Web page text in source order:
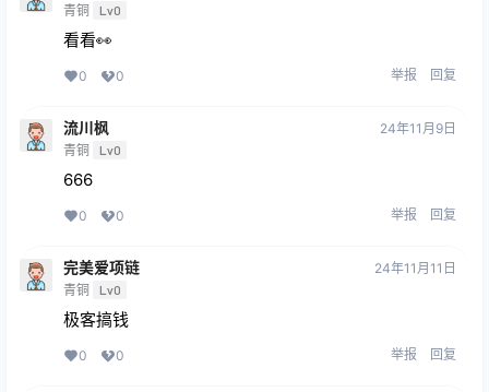
青铜 Lv0
看看👀
0 0 举报 回复
流川枫
青铜 Lv0
24年11月9日
666
0 0 举报 回复
完美爱项链
青铜 Lv0
24年11月11日
极客搞钱
0 0 举报 回复